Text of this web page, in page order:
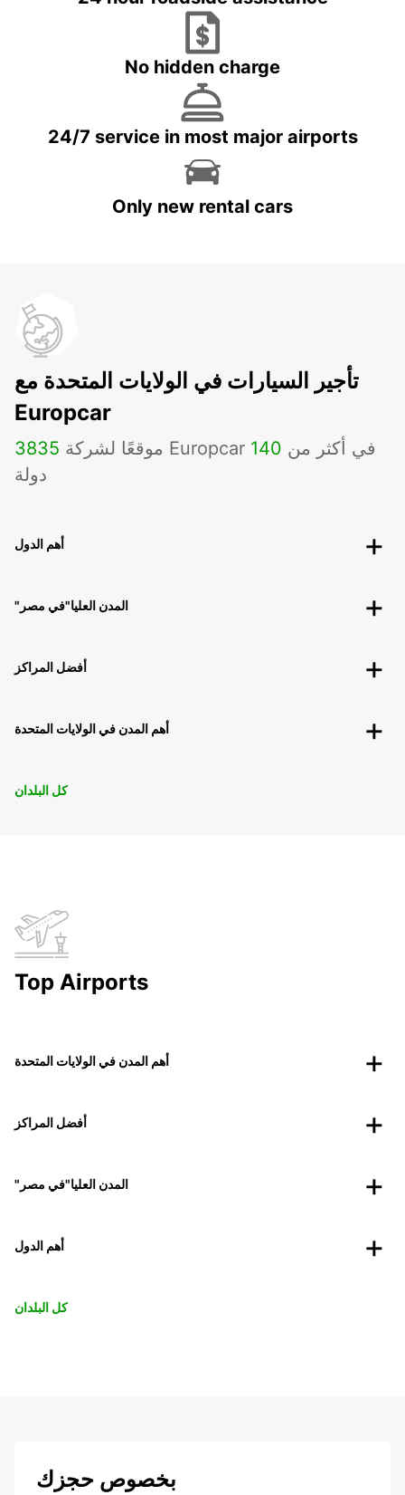
No hidden charge
24/7 service in most major airports
Only new rental cars
تأجير السيارات في الولايات المتحدة مع
Europcar
3835 موقعًا لشركة Europcar في أكثر من 140
دولة
أهم الدول
"المدن العليا"في مصر
أفضل المراكز
أهم المدن في الولايات المتحدة
كل البلدان
Top Airports
أهم المدن في الولايات المتحدة
أفضل المراكز
"المدن العليا"في مصر
أهم الدول
كل البلدان
بخصوص حجزك